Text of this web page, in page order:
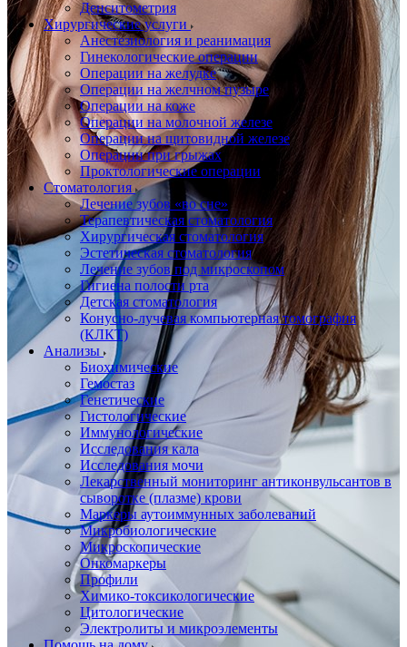
Денситометрия
Хирургические услуги
Анестезиология и реанимация
Гинекологические операции
Операции на желудке
Операции на желчном пузыре
Операции на коже
Операции на молочной железе
Операции на щитовидной железе
Операции при грыжах
Проктологические операции
Стоматология
Лечение зубов «во сне»
Терапевтическая стоматология
Хирургическая стоматология
Эстетическая стоматология
Лечение зубов под микроскопом
Гигиена полости рта
Детская стоматология
Конусно-лучевая компьютерная томография
(КЛКТ)
Анализы
Биохимические
Гемостаз
Генетические
Гистологические
Иммунологические
Исследования кала
Исследования мочи
Лекарственный мониторинг антиконвульсантов в
сыворотке (плазме) крови
Маркеры аутоиммунных заболеваний
Микробиологические
Микроскопические
Онкомаркеры
Профили
Химико-токсикологические
Цитологические
Электролиты и микроэлементы